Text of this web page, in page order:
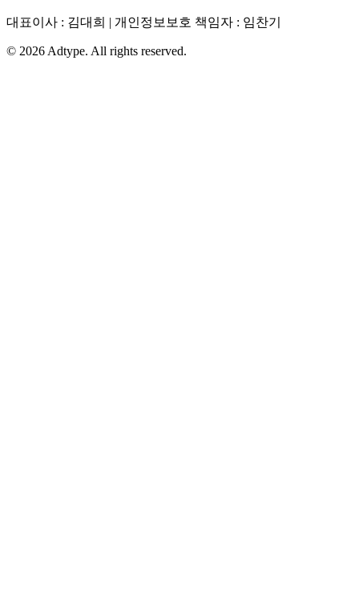
대표이사 : 김대희 | 개인정보보호 책임자 : 임찬기
© 2026 Adtype. All rights reserved.